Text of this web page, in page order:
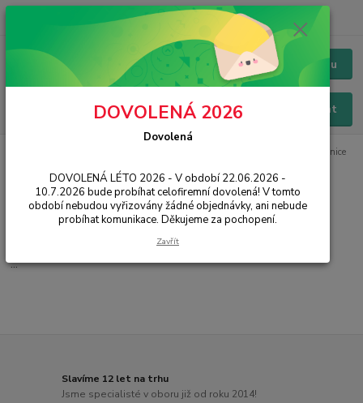
Menu
Hledat
Chat / Online podpora - 24/7
Elektronické stavebnice
Elektronické stavebnice
Raspberry Pi
...
Slavíme 12 let na trhu
Jsme specialisté v oboru již od roku 2014!
DOVOLENÁ 2026
Dovolená
DOVOLENÁ LÉTO 2026 - V období 22.06.2026 -
10.7.2026 bude probíhat celofiremní dovolená! V tomto
období nebudou vyřizovány žádné objednávky, ani nebude
probíhat komunikace. Děkujeme za pochopení.
Zavřít